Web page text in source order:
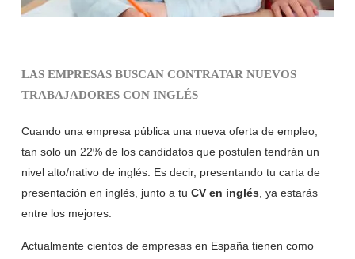
LAS EMPRESAS BUSCAN CONTRATAR NUEVOS
TRABAJADORES CON INGLÉS
Cuando una empresa pública una nueva oferta de empleo,
tan solo un 22% de los candidatos que postulen tendrán un
nivel alto/nativo de inglés. Es decir, presentando tu carta de
presentación en inglés, junto a tu CV en inglés, ya estarás
entre los mejores.
Actualmente cientos de empresas en España tienen como